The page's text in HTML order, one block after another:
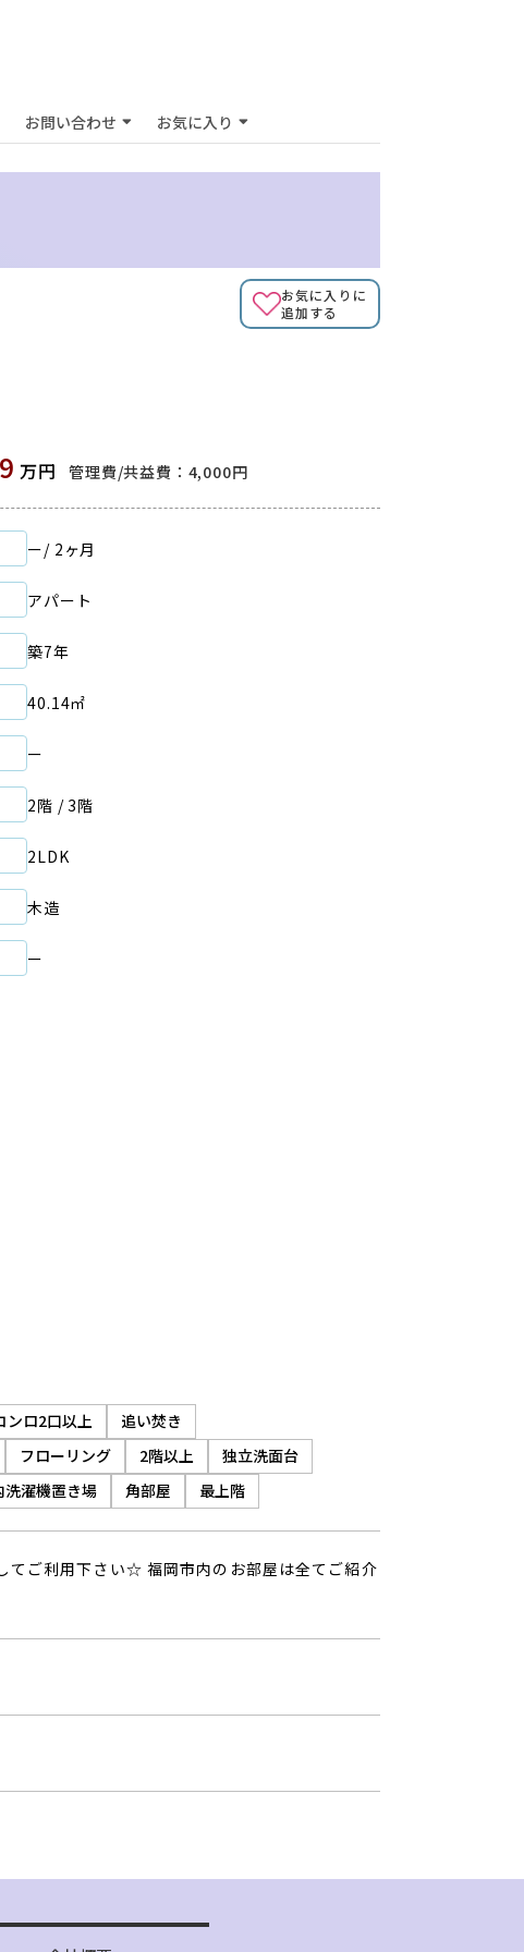
お問い合わせ お気に入り
お気に入りに
追加する
万円 管理費/共益費：4,000円
ー/ 2ヶ月
アパート
築7年
40.14㎡
ー
2階 / 3階
2LDK
木造
ー
ンロ2口以上
追い焚き
フローリング 2階以上
独立洗面台
洗濯機置き場 角部屋 最上階
てご利用下さい☆ 福岡市内のお部屋は全てご紹介